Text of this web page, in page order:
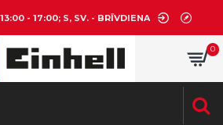
- 17:00; S, SV. - BRĪVDIENA
0